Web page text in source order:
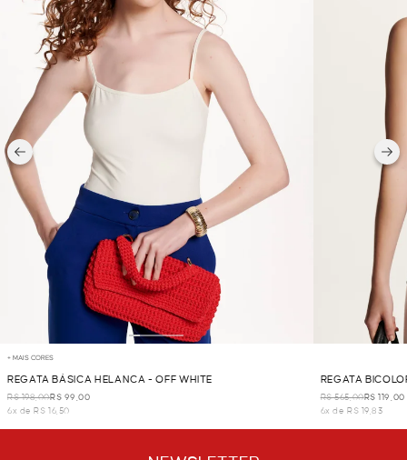
+ MAIS CORES
REGATA BÁSICA HELANCA - OFF WHITE
R$ 198,00R$ 99,00
6x de R$ 16,50
REGATA
R$ 565,00R$ 119,00
6x de R$ 19,83